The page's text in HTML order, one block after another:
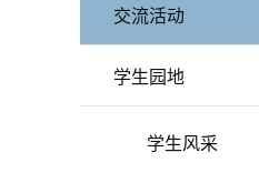
交流活动
学生园地
学生风采